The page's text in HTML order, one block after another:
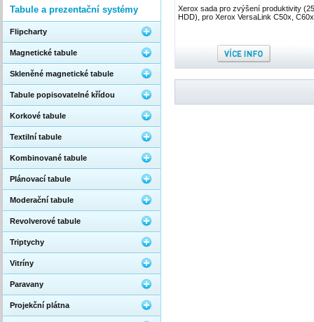
Xerox sada pro zvýšení produktivity
HDD), pro Xerox VersaLink C50x,
Tabule a prezentační systémy
Flipcharty
Magnetické tabule
Skleněné magnetické tabule
Tabule popisovatelné křídou
Korkové tabule
Textilní tabule
Kombinované tabule
Plánovací tabule
Moderační tabule
Revolverové tabule
Triptychy
Vitríny
Paravany
Projekční plátna